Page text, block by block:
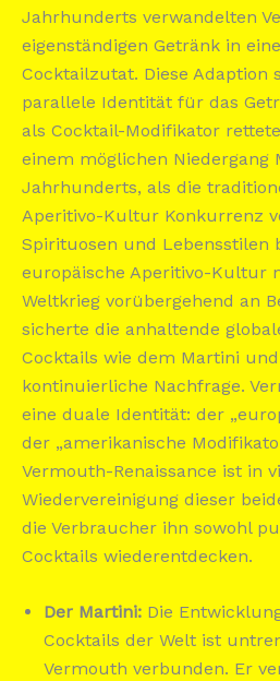
Jahrhunderts verwandelten
eigenständigen Getränk in
Cocktailzutat. Diese Adaption
parallele Identität für das
als Cocktail-Modifikator
einem möglichen Niedergang
Jahrhunderts, als die
Aperitivo-Kultur Konkurrenz
Spirituosen und Lebensstilen
europäische Aperitivo-Kultur
Weltkrieg vorübergehend an
sicherte die anhaltende
Cocktails wie dem Martini
kontinuierliche Nachfrage.
eine duale Identität: der
der „amerikanische
Vermouth-Renaissance ist in
Wiedervereinigung dieser
die Verbraucher ihn sowohl
Cocktails wiederentdecken.
Der Martini: Die
Cocktails der Welt ist
Vermouth verbunden. Er